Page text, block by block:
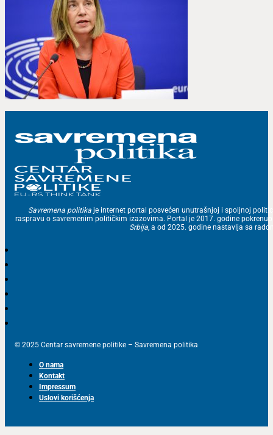
Savremena politika je internet portal posvećen unutrašnjoj i spoljnoj
raspravu o savremenim političkim izazovima. Portal je 2017. godine
Srbija, a od 2025. godine nastavlja sa
© 2025 Centar savremene politike – Savremena politika
O nama
Kontakt
Impressum
Uslovi korišćenja